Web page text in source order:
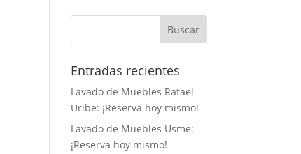
Entradas recientes
Lavado de Muebles Rafael
Uribe: ¡Reserva hoy mismo!
Lavado de Muebles Usme:
¡Reserva hoy mismo!